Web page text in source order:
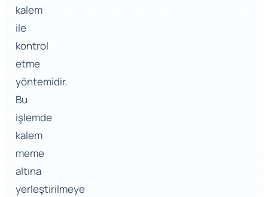
kalem
ile
kontrol
etme
yöntemidir.
Bu
işlemde
kalem
meme
altına
yerleştirilmeye